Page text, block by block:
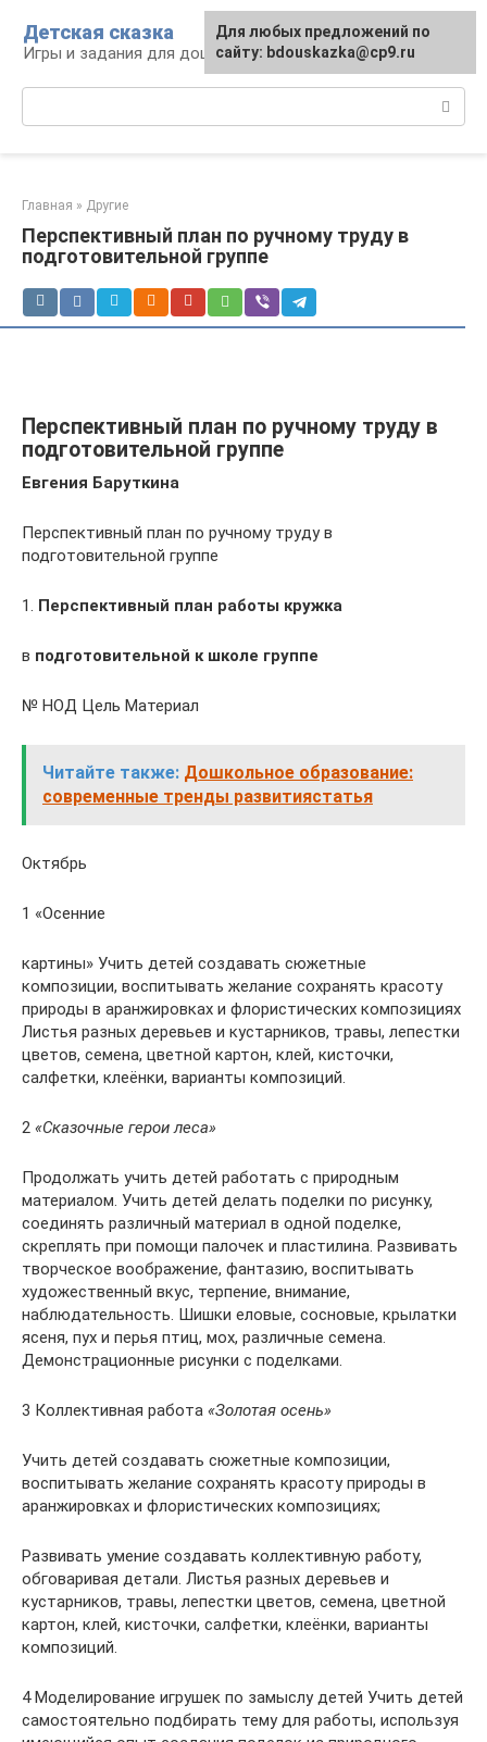
контенту
Детская сказка
Игры и задания для дошкольников
Главная » Другие
Перспективный план по ручному труду в
подготовительной группе
Перспективный план по ручному труду в
подготовительной группе
Евгения Баруткина
Перспективный план по ручному труду в
подготовительной группе
1. Перспективный план работы кружка
в подготовительной к школе группе
№ НОД Цель Материал
Читайте также: Дошкольное образование:
современные тренды развитиястатья
Октябрь
1 «Осенние
картины» Учить детей создавать сюжетные
композиции, воспитывать желание сохранять красоту
природы в аранжировках и флористических композициях
Листья разных деревьев и кустарников, травы, лепестки
цветов, семена, цветной картон, клей, кисточки,
салфетки, клеёнки, варианты композиций.
2 «Сказочные герои леса»
Продолжать учить детей работать с природным
материалом. Учить детей делать поделки по рисунку,
соединять различный материал в одной поделке,
скреплять при помощи палочек и пластилина. Развивать
творческое воображение, фантазию, воспитывать
художественный вкус, терпение, внимание,
наблюдательность. Шишки еловые, сосновые, крылатки
ясеня, пух и перья птиц, мох, различные семена.
Демонстрационные рисунки с поделками.
3 Коллективная работа «Золотая осень»
Учить детей создавать сюжетные композиции,
воспитывать желание сохранять красоту природы в
аранжировках и флористических композициях;
Развивать умение создавать коллективную работу,
обговаривая детали. Листья разных деревьев и
кустарников, травы, лепестки цветов, семена, цветной
картон, клей, кисточки, салфетки, клеёнки, варианты
композиций.
4 Моделирование игрушек по замыслу детей Учить детей
самостоятельно подбирать тему для работы, используя
Для любых предложений по
сайту: bdouskazka@cp9.ru